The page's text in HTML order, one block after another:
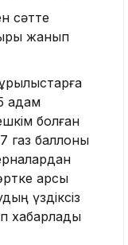
сәтте
жанып
адам
болған
газ баллоны
қарсы
үздіксіз
хабарлады